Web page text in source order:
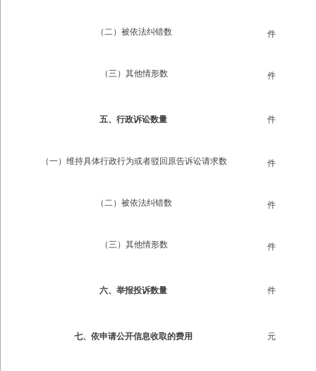
（二）被依法纠错数 件
（三）其他情形数 件
五、行政诉讼数量 件
（一）维持具体行政行为或者驳回原告诉讼请求数 件
（二）被依法纠错数 件
（三）其他情形数 件
六、举报投诉数量 件
七、依申请公开信息收取的费用 元